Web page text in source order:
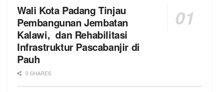
Wali Kota Padang Tinjau
Pembangunan Jembatan
Kalawi, dan Rehabilitasi
Infrastruktur Pascabanjir di
Pauh
0 SHARES